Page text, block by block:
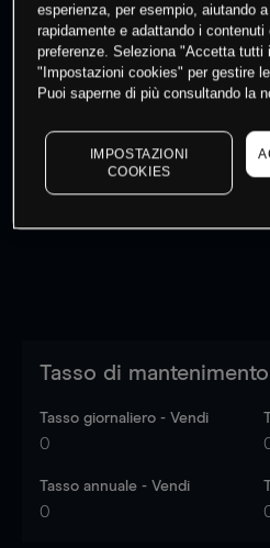
Fai
I prezzi sono solo indicativi.
dati di mercato
to
Tasso di mantenimento
Tasso giornaliero - Vendi
0
Tasso annuale - Vendi
0
esperienza, per esempio, aiutando
rapidamente e adattando i
preferenze. Seleziona "Accetta
"Impostazioni cookies" per gestire
Puoi saperne di più consultando la
IMPOSTAZIONI
COOKIES